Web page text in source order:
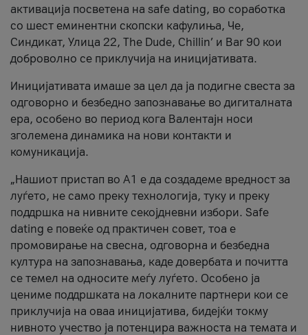
активација посветена на safe dating, во соработка
со шест еминентни скопски кафулиња, Че,
Синдикат, Улица 22, The Dude, Chillin’ и Bar 90 кои
доброволно се приклучија на иницијативата.
Иницијативата имаше за цел да ја подигне свеста за
одговорно и безбедно запознавање во дигиталната
ера, особено во период кога Валентајн носи
зголемена динамика на нови контакти и
комуникација.
„Нашиот пристап во А1 е да создадеме вредност за
луѓето, не само преку технологија, туку и преку
поддршка на нивните секојдневни избори. Safe
dating е повеќе од практичен совет, тоа е
промовирање на свесна, одговорна и безбедна
култура на запознавања, каде довербата и почитта
се темел на односите меѓу луѓето. Особено ја
цениме поддршката на локалните партнери кои се
приклучија на оваа иницијатива, бидејќи токму
нивното учество ја потенцира важноста на темата и